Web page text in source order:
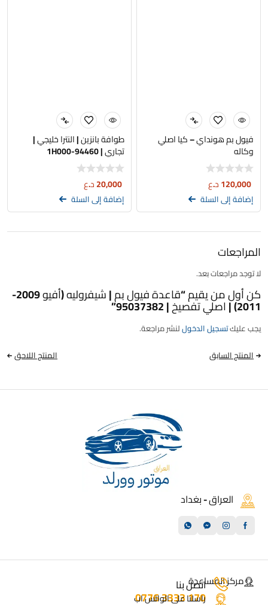
فيول بم هونداي – كيا اصلي
وكاله
120,000د.ع
إضافة إلى السلة
طوافة بانزين | النترا خليجي |
تجاري | 94460-1H000
20,000د.ع
إضافة إلى السلة
المراجعات
لا توجد مراجعات بعد.
كن أول من يقيم “قاعدة فيول بم | شيفروليه (أفيو 2009-
2011) | اصلي تفصيخ | 95037382”
يجب عليكتسجيل الدخوللنشر مراجعة.
المنتج السابق
المنتج اللاحق
العراق - بغداد
مركز المساعدة
اتصل بنا
170 3333 0776
راسلنا على الواتس اب